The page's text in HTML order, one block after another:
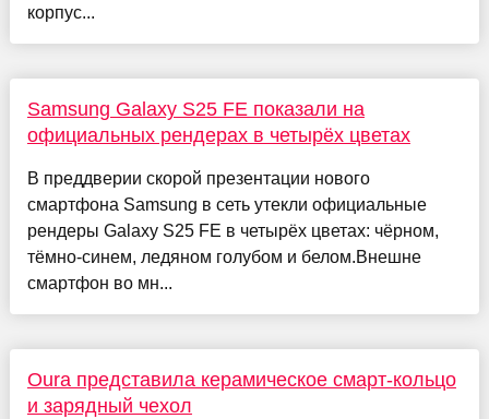
корпус...
Samsung Galaxy S25 FE показали на
официальных рендерах в четырёх цветах
В преддверии скорой презентации нового
смартфона Samsung в сеть утекли официальные
рендеры Galaxy S25 FE в четырёх цветах: чёрном,
тёмно-синем, ледяном голубом и белом.Внешне
смартфон во мн...
Oura представила керамическое смарт-кольцо
и зарядный чехол